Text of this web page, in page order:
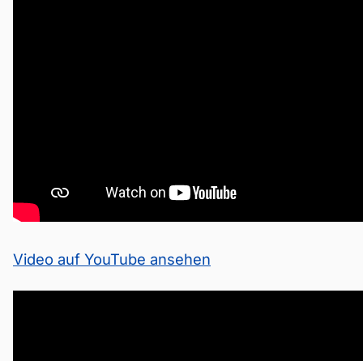
Video auf YouTube ansehen